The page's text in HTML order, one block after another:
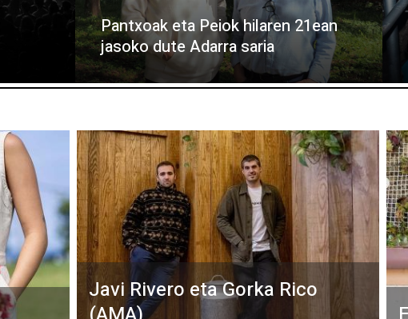
Pantxoak eta Peiok hilaren 21ean
jasoko dute Adarra saria
Javi Rivero eta Gorka Rico